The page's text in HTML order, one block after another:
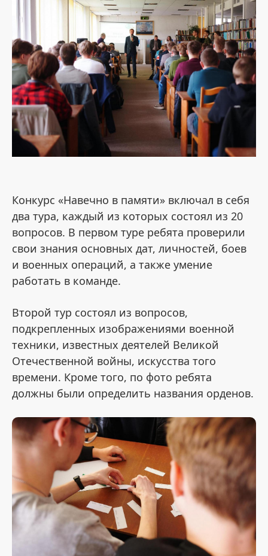
Конкурс «Навечно в памяти» включал в себя
два тура, каждый из которых состоял из 20
вопросов. В первом туре ребята проверили
свои знания основных дат, личностей, боев
и военных операций, а также умение
работать в команде.
Второй тур состоял из вопросов,
подкрепленных изображениями военной
техники, известных деятелей Великой
Отечественной войны, искусства того
времени. Кроме того, по фото ребята
должны были определить названия орденов.